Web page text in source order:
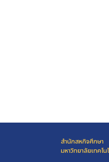
สำนักสหกิจศึกษา
มหาวิทยาลัยเทคโ